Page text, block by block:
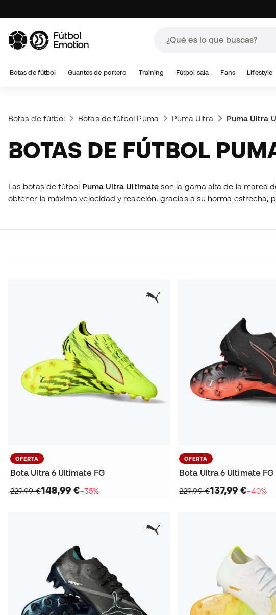
Botas de fútbol Guantes de portero Training Fútbol sala Fans Lifestyle
Botas de fútbol Botas de fútbol Puma Puma Ultra Puma Ultra
BOTAS DE FÚTBOL
Las botas de fútbol Puma Ultra Ultimate son la gama alta de la marca
obtener la máxima velocidad y reacción, gracias a su horma estrecha,
OFERTA
Bota Ultra 6 Ultimate FG
229,99 €148,99 €−35%
OFERTA
Bota Ultra 6 Ultimate FG
229,99 €137,99 €−40%